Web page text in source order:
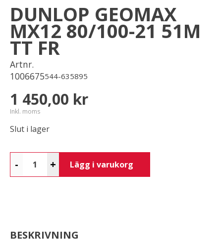
DUNLOP GEOMAX
MX12 80/100-21 51M
TT FR
Artnr.
1006675544-635895
1 450,00 kr
Inkl. moms
Slut i lager
- + Lägg i varukorg
BESKRIVNING